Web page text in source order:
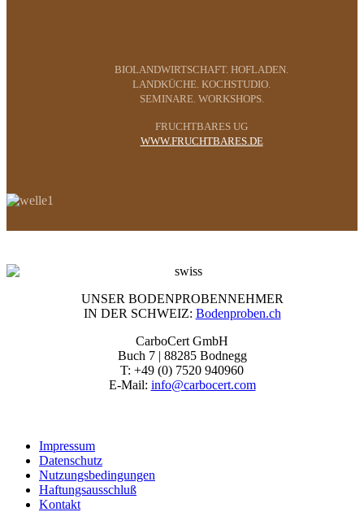
BIOLANDWIRTSCHAFT. HOFLADEN.
LANDKÜCHE. KOCHSTUDIO.
SEMINARE. WORKSHOPS.
FRUCHTBARES UG
WWW.FRUCHTBARES.DE
UNSER BODENPROBENNEHMER
IN DER SCHWEIZ: Bodenproben.ch
CarboCert GmbH
Buch 7 | 88285 Bodnegg
T: +49 (0) 7520 940960
E-Mail: info@carbocert.com
Impressum
Datenschutz
Nutzungsbedingungen
Haftungsausschluß
Kontakt